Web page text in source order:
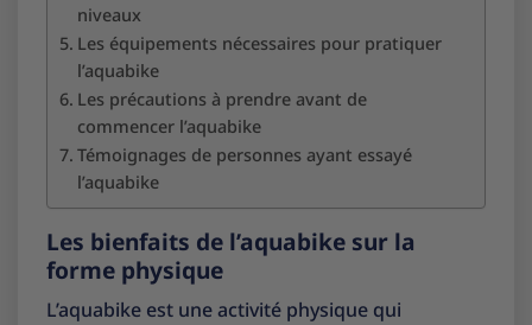
niveaux
Les équipements nécessaires pour pratiquer
l’aquabike
Les précautions à prendre avant de
commencer l’aquabike
Témoignages de personnes ayant essayé
l’aquabike
Les bienfaits de l’aquabike sur la
forme physique
L’aquabike est une activité physique qui